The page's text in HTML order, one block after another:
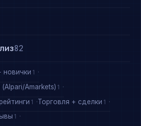
82
новички 1
Amarkets) 1
1 Торговля + сделки 1
1